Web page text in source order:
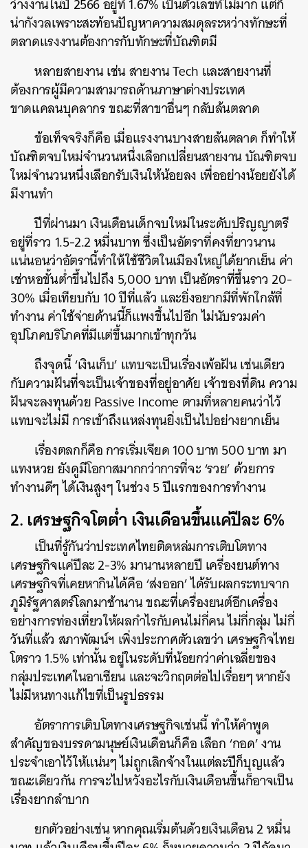
น่ากังวลเพราะสะท้อนปัญหาความสมดุลระหว่างทักษะที่
ตลาดแรงงานต้องการกับทักษะที่บัณฑิตมี
หลายสายงาน เช่น สายงาน Tech และสายงานที่
ต้องการผู้มีความสามารถด้านภาษาต่างประเทศ
ขาดแคลนบุคลากร ขณะที่สาขาอื่นๆ กลับล้นตลาด
ข้อเท็จจริงก็คือ เมื่อแรงงานบางสายล้นตลาด ก็ทำให้
บัณฑิตจบใหม่จำนวนหนึ่งเลือกเปลี่ยนสายงาน บัณฑิตจบ
ใหม่จำนวนหนึ่งเลือกรับเงินให้น้อยลง เพื่ออย่างน้อยยังได้
มีงานทำ
ปีที่ผ่านมา เงินเดือนเด็กจบใหม่ในระดับปริญญาตรี
อยู่ที่ราว 1.5-2.2 หมื่นบาท ซึ่งเป็นอัตราที่คงที่ยาวนาน
แน่นอนว่าอัตรานี้ทำให้ใช้ชีวิตในเมืองใหญ่ได้ยากเย็น ค่า
เช่าหอขั้นต่ำขึ้นไปถึง 5,000 บาท เป็นอัตราที่ขึ้นราว 20-
30% เมื่อเทียบกับ 10 ปีที่แล้ว และยิ่งอยากมีที่พักใกล้ที่
ทำงาน ค่าใช้จ่ายด้านนี้ก็แพงขึ้นไปอีก ไม่นับรวมค่า
อุปโภคบริโภคที่มีแต่ขึ้นมากเข้าทุกวัน
ถึงจุดนี้ ‘เงินเก็บ’ แทบจะเป็นเรื่องเพ้อฝัน เช่นเดียว
กับความฝันที่จะเป็นเจ้าของที่อยู่อาศัย เจ้าของที่ดิน ความ
ฝันจะลงทุนด้วย Passive Income ตามที่หลายคนว่าไว้
แทบจะไม่มี การเข้าถึงแหล่งทุนยิ่งเป็นไปอย่างยากเย็น
เรื่องตลกก็คือ การเริ่มเจียด 100 บาท 500 บาท มา
แทงหวย ยังดูมีโอกาสมากกว่าการที่จะ ‘รวย’ ด้วยการ
ทำงานดีๆ ได้เงินสูงๆ ในช่วง 5 ปีแรกของการทำงาน
2. เศรษฐกิจโตต่ำ เงินเดือนขึ้นแค่ปีละ 6%
เป็นที่รู้กันว่าประเทศไทยติดหล่มการเติบโตทาง
เศรษฐกิจแค่ปีละ 2-3% มานานหลายปี เครื่องยนต์ทาง
เศรษฐกิจที่เคยหากินได้คือ ‘ส่งออก’ ได้รับผลกระทบจาก
ภูมิรัฐศาสตร์โลกมาช้านาน ขณะที่เครื่องยนต์อีกเครื่อง
อย่างการท่องเที่ยวให้ผลกำไรกับคนไม่กี่คน ไม่กี่กลุ่ม ไม่กี่
วันที่แล้ว สภาพัฒน์ฯ เพิ่งประกาศตัวเลขว่า เศรษฐกิจไทย
โตราว 1.5% เท่านั้น อยู่ในระดับที่น้อยกว่าค่าเฉลี่ยของ
กลุ่มประเทศในอาเซียน และจะวิกฤตต่อไปเรื่อยๆ หากยัง
ไม่มีหนทางแก้ไขที่เป็นรูปธรรม
อัตราการเติบโตทางเศรษฐกิจเช่นนี้ ทำให้คำพูด
สำคัญของบรรดามนุษย์เงินเดือนก็คือ เลือก ‘กอด’ งาน
ประจำเอาไว้ให้แน่นๆ ไม่ถูกเลิกจ้างในแต่ละปีก็บุญแล้ว
ขณะเดียวกัน การจะไปหวังอะไรกับเงินเดือนขึ้นก็อาจเป็น
เรื่องยากลำบาก
ยกตัวอย่างเช่น หากคุณเริ่มต้นด้วยเงินเดือน 2 หมื่น